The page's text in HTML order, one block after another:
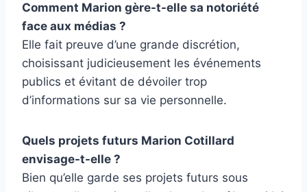
Comment Marion gère-t-elle sa notoriété
face aux médias ?
Elle fait preuve d’une grande discrétion,
choisissant judicieusement les événements
publics et évitant de dévoiler trop
d’informations sur sa vie personnelle.
Quels projets futurs Marion Cotillard
envisage-t-elle ?
Bien qu’elle garde ses projets futurs sous